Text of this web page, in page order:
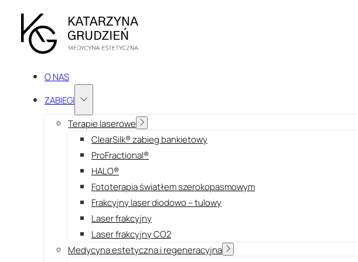
O NAS
ZABIEGI
Terapie laserowe
ClearSilk® zabieg bankietowy
ProFractional®
HALO®
Fototerapia światłem szerokopasmowym
Frakcyjny laser diodowo – tulowy
Laser frakcyjny
Laser frakcyjny CO2
Medycyna estetyczna i regeneracyjna